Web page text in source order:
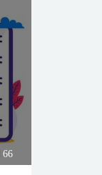
66